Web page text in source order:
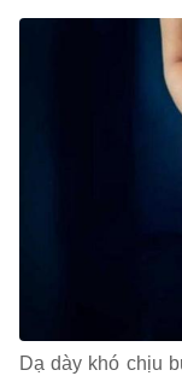
Dạ dày khó chịu